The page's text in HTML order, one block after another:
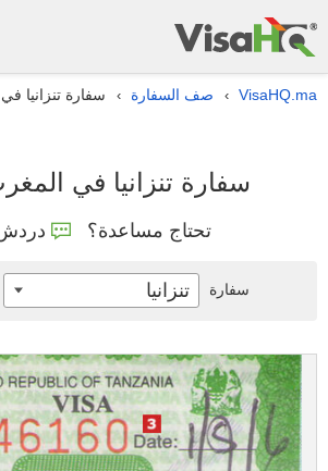
VisaHQ.ma
› صف السفارة › سفارة تنزانيا
سفارة تنزانيا في
تحتاج مساعدة؟
سفارة تنزانيا